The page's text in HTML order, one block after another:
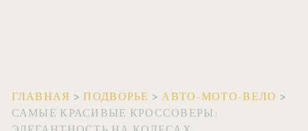
ГЛАВНАЯ >ПОДВОРЬЕ >АВТО-МОТО-ВЕЛО >
САМЫЕ КРАСИВЫЕ КРОССОВЕРЫ: